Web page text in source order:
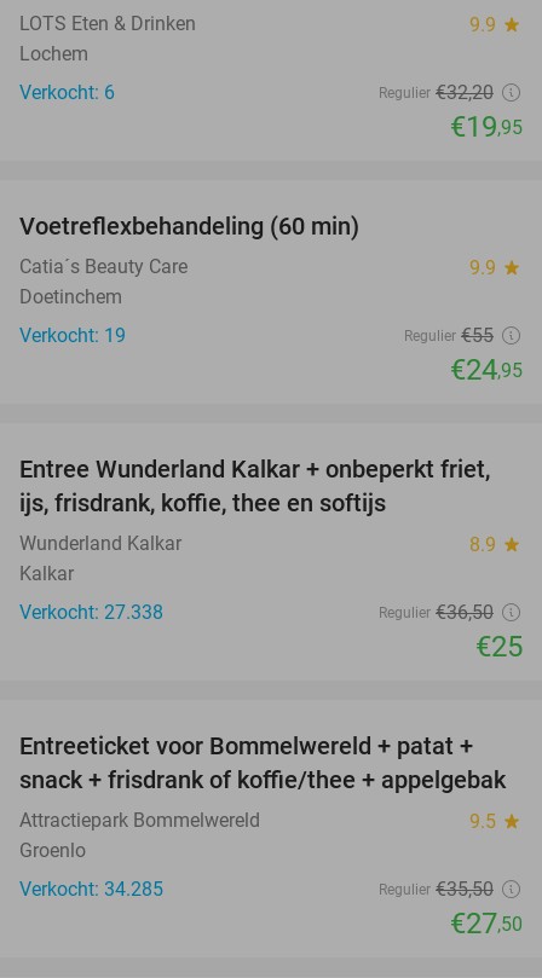
LOTS Eten & Drinken 9.9 star
Lochem
Verkocht: 6
Regulier €32,20
€19,95
Voetreflexbehandeling (60 min)
Catia´s Beauty Care 9.9 star
Doetinchem
Verkocht: 19
Regulier €55
€24,95
32%
Entree Wunderland Kalkar + onbeperkt friet,
ijs, frisdrank, koffie, thee en softijs
Wunderland Kalkar 8.9 star
Kalkar
Verkocht: 27.338
Regulier €36,50
€25
23%
Entreeticket voor Bommelwereld + patat +
snack + frisdrank of koffie/thee + appelgebak
Attractiepark Bommelwereld 9.5 star
Groenlo
Verkocht: 34.285
Regulier €35,50
€27,50